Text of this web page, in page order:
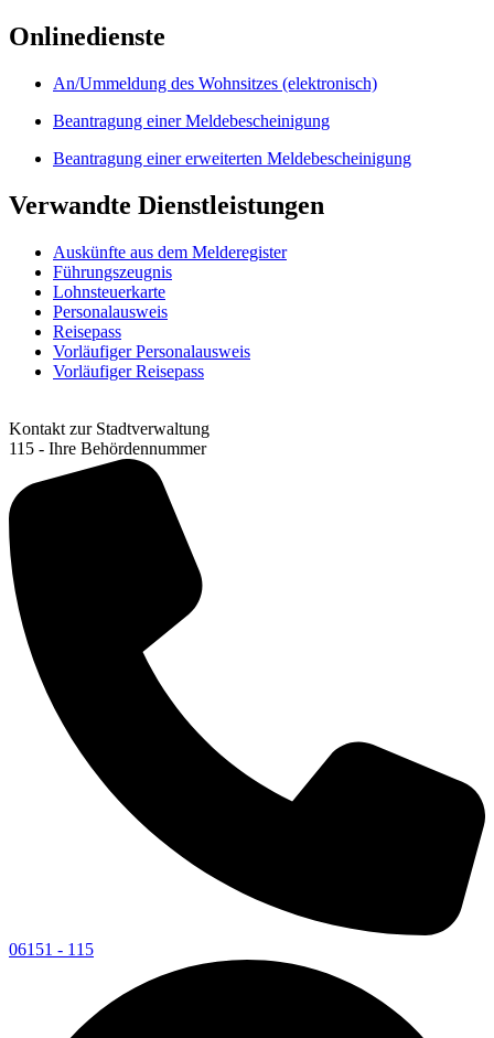
Onlinedienste
An/Ummeldung des Wohnsitzes (elektronisch)
Beantragung einer Meldebescheinigung
Beantragung einer erweiterten Meldebescheinigung
Verwandte Dienstleistungen
Auskünfte aus dem Melderegister
Führungszeugnis
Lohnsteuerkarte
Personalausweis
Reisepass
Vorläufiger Personalausweis
Vorläufiger Reisepass
Kontakt zur Stadtverwaltung
115 - Ihre Behördennummer
06151 - 115